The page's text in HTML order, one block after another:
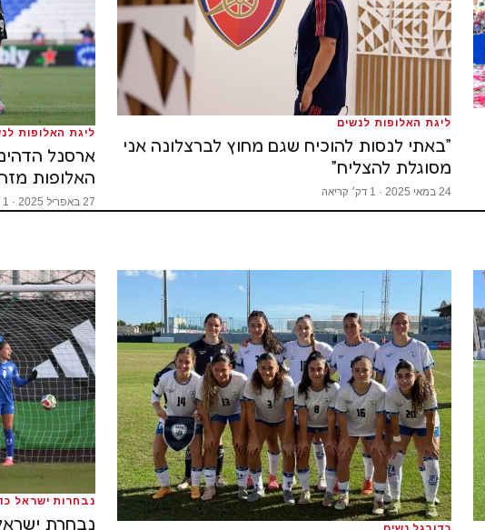
ליגת האלופות לנשים
״באתי לנסות להוכיח שגם מחוץ לברצלונה אני
מסוגלת להצליח״
24 במאי 2025 · 1 דק׳ קריאה
ליגת האלופות
ארסנל
האלופות מזה 18
27 באפריל 2025 · 1 דק׳ קריאה
נבחרות ישראל
נבחרת ישראל ספגה